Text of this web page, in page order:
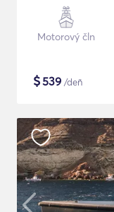
Motorový čln
$539 /deň